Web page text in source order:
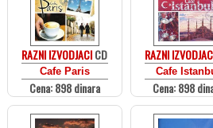
RAZNI IZVODJACICD
Cafe Paris
Cena: 898 dinara
RAZNI
Cafe
Cena: 898